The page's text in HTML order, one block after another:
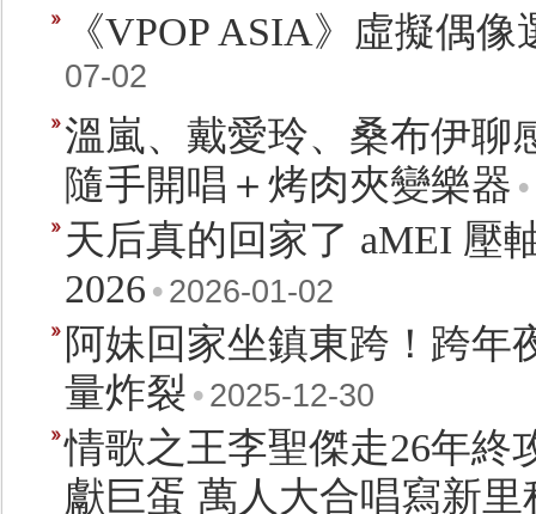
《VPOP ASIA》虛擬偶
07-02
溫嵐、戴愛玲、桑布伊聊
隨手開唱＋烤肉夾變樂器 •
天后真的回家了 aMEI 壓
2026 • 2026-01-02
阿妹回家坐鎮東跨！跨年
量炸裂 • 2025-12-30
情歌之王李聖傑走26年終
獻巨蛋 萬人大合唱寫新里